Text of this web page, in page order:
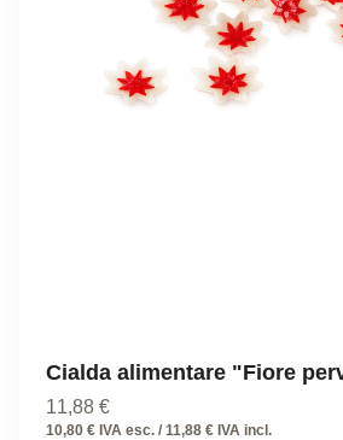
Cialda alimentare "Fiore
11,88 €
10,80 € IVA esc. / 11,88 € IVA incl.